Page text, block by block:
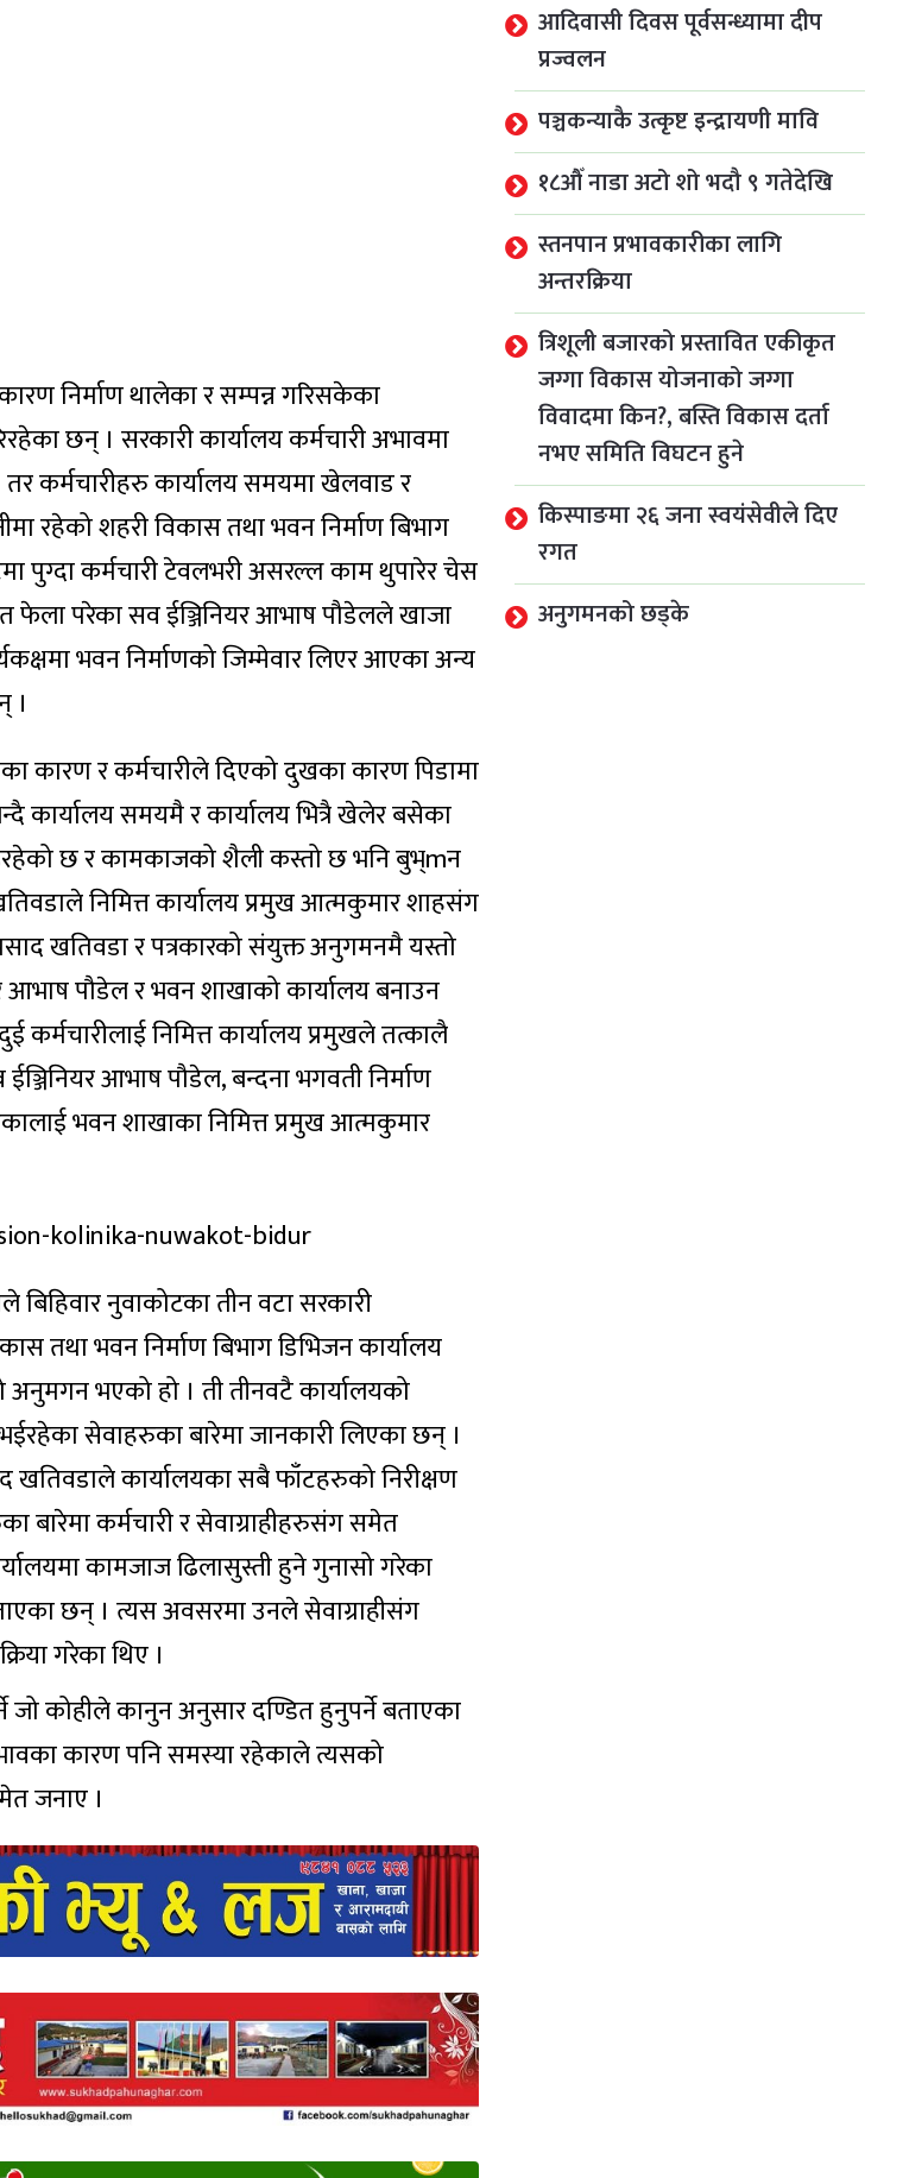
निर्माण थालेका र सम्पन्न गरिसकेका
छन् । सरकारी कार्यालय कर्मचारी अभावमा
कर्मचारीहरु कार्यालय समयमा खेलवाड र
रहेको शहरी विकास तथा भवन निर्माण बिभाग
पुग्दा कर्मचारी टेवलभरी असरल्ल काम थुपारेर चेस
परेका सव ईञ्जिनियर आभाष पौडेलले खाजा
भवन निर्माणको जिम्मेवार लिएर आएका अन्य
।
कारण र कर्मचारीले दिएको दुखका कारण पिडामा
कार्यालय समयमै र कार्यालय भित्रै खेलेर बसेका
छ र कामकाजको शैली कस्तो छ भनि बुभ्mन
निमित्त कार्यालय प्रमुख आत्मकुमार शाहसंग
खतिवडा र पत्रकारको संयुक्त अनुगमनमै यस्तो
पौडेल र भवन शाखाको कार्यालय बनाउन
निमित्त कार्यालय प्रमुखले तत्कालै
आभाष पौडेल, बन्दना भगवती निर्माण
भवन शाखाका निमित्त प्रमुख आत्मकुमार
बिहिवार नुवाकोटका तीन वटा सरकारी
तथा भवन निर्माण बिभाग डिभिजन कार्यालय
अनुमगन भएको हो । ती तीनवटै कार्यालयको
सेवाहरुका बारेमा जानकारी लिएका छन् ।
कार्यालयका सबै फाँटहरुको निरीक्षण
बारेमा कर्मचारी र सेवाग्राहीहरुसंग समेत
कामजाज ढिलासुस्ती हुने गुनासो गरेका
छन् । त्यस अवसरमा उनले सेवाग्राहीसंग
गरेका थिए ।
जो कोहीले कानुन अनुसार दण्डित हुनुपर्ने बताएका
कारण पनि समस्या रहेकाले त्यसको
जनाए ।
आदिवासी दिवस पूर्वसन्ध्यामा दीप
प्रज्वलन
पञ्चकन्याकै उत्कृष्ट इन्द्रायणी मावि
१८औँ नाडा अटो शो भदौ ९ गतेदेखि
स्तनपान प्रभावकारीका लागि
अन्तरक्रिया
त्रिशूली बजारको प्रस्तावित एकीकृत
जग्गा विकास योजनाको जग्गा
विवादमा किन?, बस्ति विकास दर्ता
नभए समिति विघटन हुने
किस्पाङमा २६ जना स्वयंसेवीले दिए
रगत
अनुगमनको छड्के